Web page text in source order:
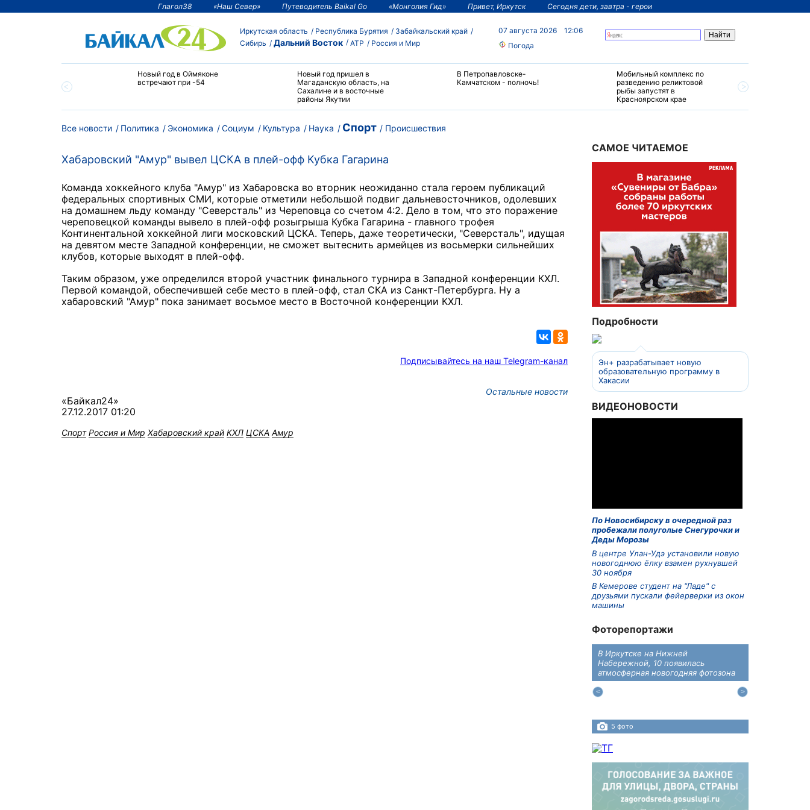
Глагол38 «Наш Север» Путеводитель Baikal Go «Монголия Гид» Привет, Иркутск Сегодня дети, завтра - герои
Иркутская область Республика Бурятия
Забайкальский край
Сибирь
Дальний Восток АТР Россия и Мир
07 августа 2026
12:06
Погода
Новый год в Оймяконе
встречают при -54
Новый год пришел в
Магаданскую область, на
Сахалине и в восточные
районы Якутии
В Петропавловске-
Камчатском - полночь!
Мобильный комплекс по
разведению реликтовой
рыбы запустят в
Красноярском крае
Все новости Политика Экономика Социум Культура Наука Спорт Происшествия
Хабаровский "Амур" вывел ЦСКА в плей-офф Кубка Гагарина
Команда хоккейного клуба "Амур" из Хабаровска во вторник неожиданно стала героем публикаций
федеральных спортивных СМИ, которые отметили небольшой подвиг дальневосточников, одолевших
на домашнем льду команду "Северсталь" из Череповца со счетом 4:2. Дело в том, что это поражение
череповецкой команды вывело в плей-офф розыгрыша Кубка Гагарина - главного трофея
Континентальной хоккейной лиги московский ЦСКА. Теперь, даже теоретически, "Северсталь", идущая
на девятом месте Западной конференции, не сможет вытеснить армейцев из восьмерки сильнейших
клубов, которые выходят в плей-офф.
Таким образом, уже определился второй участник финального турнира в Западной конференции КХЛ.
Первой командой, обеспечившей себе место в плей-офф, стал СКА из Санкт-Петербурга. Ну а
хабаровский "Амур" пока занимает восьмое место в Восточной конференции КХЛ.
Подписывайтесь на наш Telegram-канал
Остальные новости
«Байкал24»
27.12.2017 01:20
Спорт Россия и Мир Хабаровский край КХЛ ЦСКА Амур
САМОЕ ЧИТАЕМОЕ
Подробности
Эн+ разрабатывает новую
образовательную программу в
Хакасии
ВИДЕОНОВОСТИ
По Новосибирску в очередной раз
пробежали полуголые Снегурочки и
Деды Морозы
В центре Улан-Удэ установили новую
новогоднюю ёлку взамен рухнувшей
30 ноября
В Кемерове студент на "Ладе" с
друзьями пускали фейерверки из окон
машины
Фоторепортажи
В Иркутске на Нижней
Набережной, 10 появилась
атмосферная новогодняя фотозона
5 фото